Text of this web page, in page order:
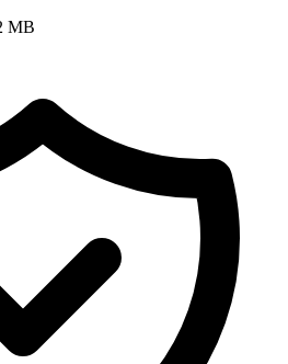
MB